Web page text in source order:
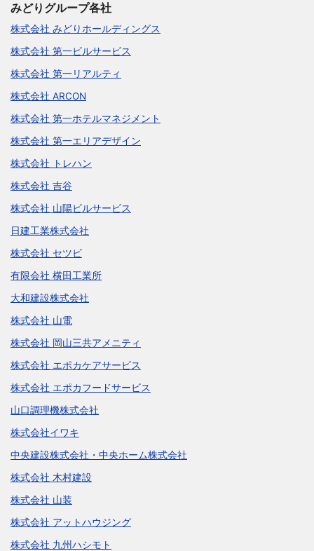
みどりグループ各社
株式会社 みどりホールディングス
株式会社 第一ビルサービス
株式会社 第一リアルティ
株式会社 ARCON
株式会社 第一ホテルマネジメント
株式会社 第一エリアデザイン
株式会社 トレハン
株式会社 吉谷
株式会社 山陽ビルサービス
日建工業株式会社
株式会社 セツビ
有限会社 横田工業所
大和建設株式会社
株式会社 山電
株式会社 岡山三共アメニティ
株式会社 エポカケアサービス
株式会社 エポカフードサービス
山口調理機株式会社
株式会社イワキ
中央建設株式会社・中央ホーム株式会社
株式会社 木村建設
株式会社 山装
株式会社 アットハウジング
株式会社 九州ハシモト